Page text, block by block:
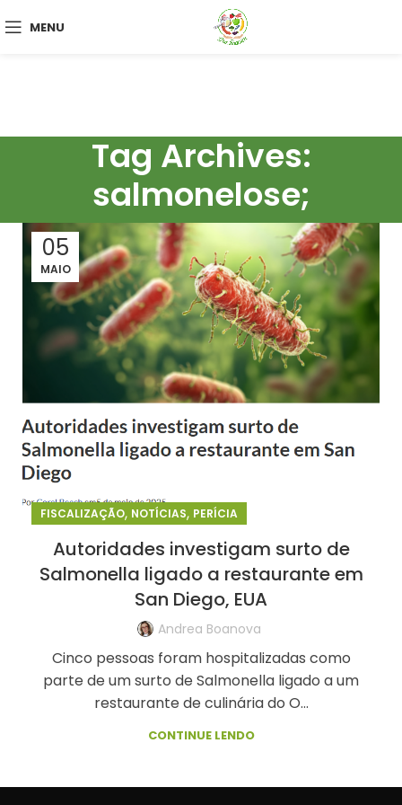
MENU
Tag Archives:
salmonelose;
05
MAIO
FISCALIZAÇÃO, NOTÍCIAS, PERÍCIA
Autoridades investigam surto de
Salmonella ligado a restaurante em
San Diego, EUA
Andrea Boanova
Cinco pessoas foram hospitalizadas como
parte de um surto de Salmonella ligado a um
restaurante de culinária do O...
CONTINUE LENDO